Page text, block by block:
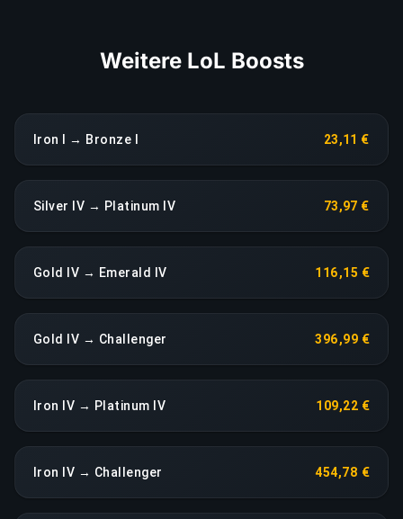
Weitere LoL Boosts
Iron I → Bronze I 23,11 €
Silver IV → Platinum IV 73,97 €
Gold IV → Emerald IV 116,15 €
Gold IV → Challenger 396,99 €
Iron IV → Platinum IV 109,22 €
Iron IV → Challenger 454,78 €